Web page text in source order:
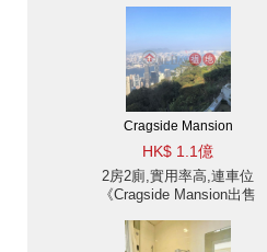
Cragside Mansion
HK$ 1.1億
2房2廁,實用率高,連車位
《Cragside Mansion出售